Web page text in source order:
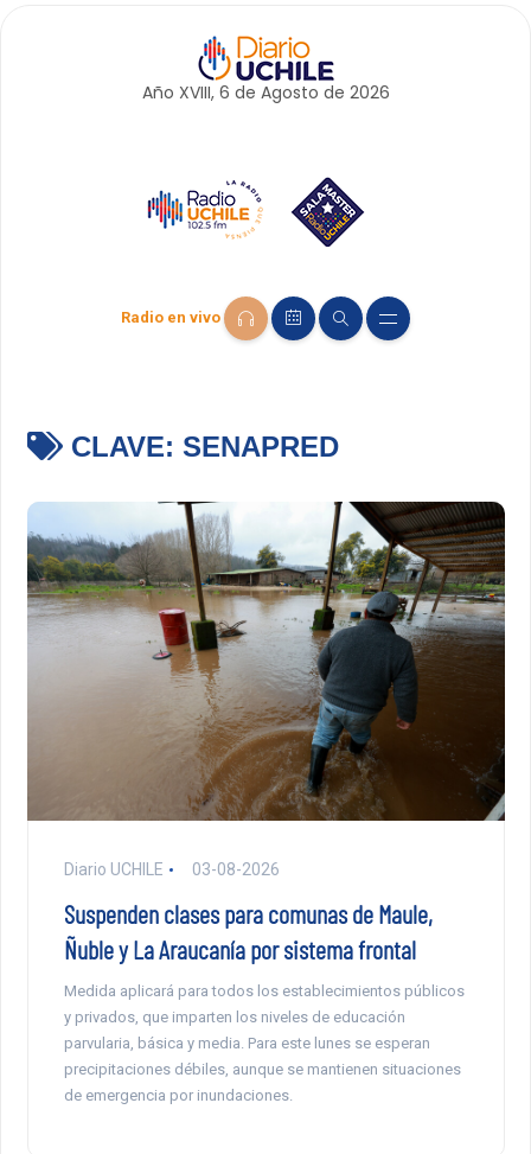
Año XVIII, 6 de Agosto de 2026
Radio en vivo
CLAVE: SENAPRED
Diario UCHILE 03-08-2026
Suspenden clases para comunas de Maule,
Ñuble y La Araucanía por sistema frontal
Medida aplicará para todos los establecimientos públicos
y privados, que imparten los niveles de educación
parvularia, básica y media. Para este lunes se esperan
precipitaciones débiles, aunque se mantienen situaciones
de emergencia por inundaciones.